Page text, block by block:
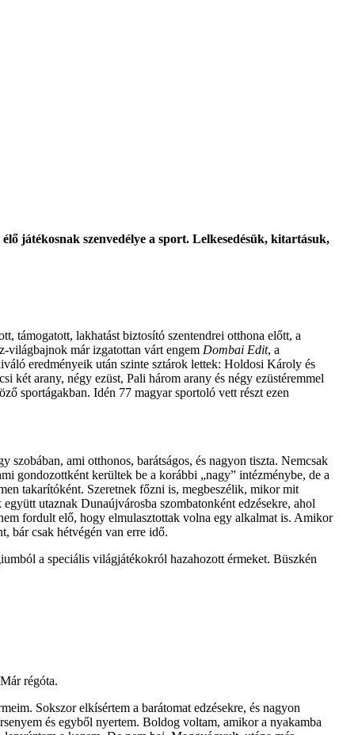
játékosnak szenvedélye a sport. Lelkesedésük, kitartásuk,
lakhatást biztosító szentendrei otthona előtt, a
világbajnok már izgatottan várt engem Dombai Edit, a
eredményeik után szinte sztárok lettek: Holdosi Károly és
arany, négy ezüst, Pali három arany és négy ezüstéremmel
sportágakban. Idén 77 magyar sportoló vett részt ezen
szobában, ami otthonos, barátságos, és nagyon tiszta. Nemcsak
gondozottként kerültek be a korábbi „nagy” intézménybe, de a
takarítóként. Szeretnek főzni is, megbeszélik, mikor mit
utaznak Dunaújvárosba szombatonként edzésekre, ahol
fordult elő, hogy elmulasztottak volna egy alkalmat is. Amikor
bár csak hétvégén van erre idő.
a speciális világjátékokról hazahozott érmeket. Büszkén
régóta.
Sokszor elkísértem a barátomat edzésekre, és nagyon
és egyből nyertem. Boldog voltam, amikor a nyakamba